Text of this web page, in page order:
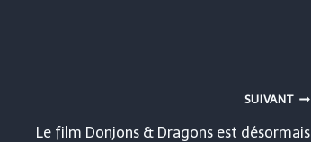
SUIVANT
Le film Donjons & Dragons est désormais